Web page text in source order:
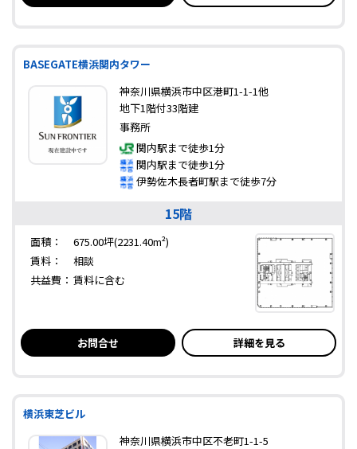
BASEGATE横浜関内タワー
神奈川県横浜市中区港町1-1-1他
地下1階付33階建
事務所
関内駅まで徒歩1分
関内駅まで徒歩1分
伊勢佐木長者町駅まで徒歩7分
15階
面積：
675.00坪(2231.40m²)
賃料：
相談
共益費： 賃料に含む
お問合せ 詳細を見る
横浜東芝ビル
神奈川県横浜市中区不老町1-1-5